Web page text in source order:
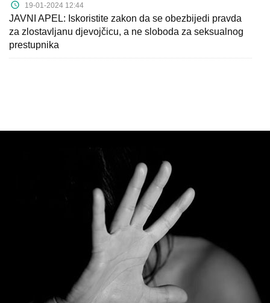
19-01-2024 12:44
JAVNI APEL: Iskoristite zakon da se obezbijedi pravda
za zlostavljanu djevojčicu, a ne sloboda za seksualnog
prestupnika